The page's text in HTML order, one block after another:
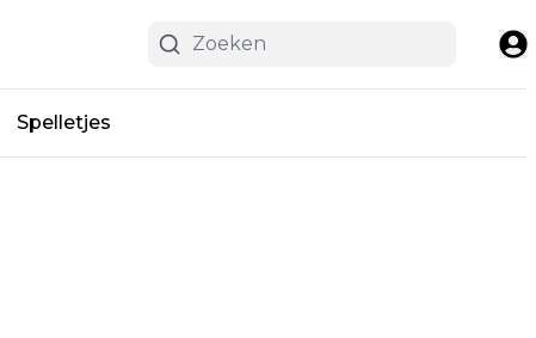
Spelletjes